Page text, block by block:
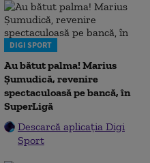
DIGI SPORT
Au bătut palma! Marius
Șumudică, revenire
spectaculoasă pe bancă, în
SuperLigă
Descarcă aplicația Digi
Sport